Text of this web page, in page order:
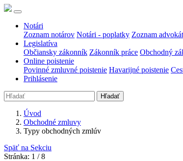
Notári
Zoznam notárov Notári - poplatky Zoznam
Legislatíva
Občiansky zákonník Zákonník práce Obchodný
Online poistenie
Povinné zmluvné poistenie Havarijné poistenie
Prihlásenie
Hľadať
Úvod
Obchodné zmluvy
Typy obchodných zmlúv
Späť na Sekciu
Stránka: 1 / 8